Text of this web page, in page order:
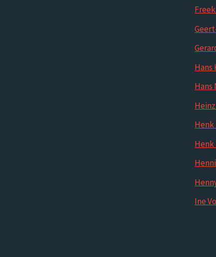
Hans
Hans
Henk
Henk
Ine